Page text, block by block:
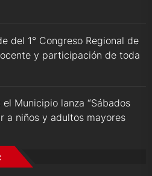
del 1° Congreso Regional de
y participación de toda
Municipio lanza “Sábados
a niños y adultos mayores